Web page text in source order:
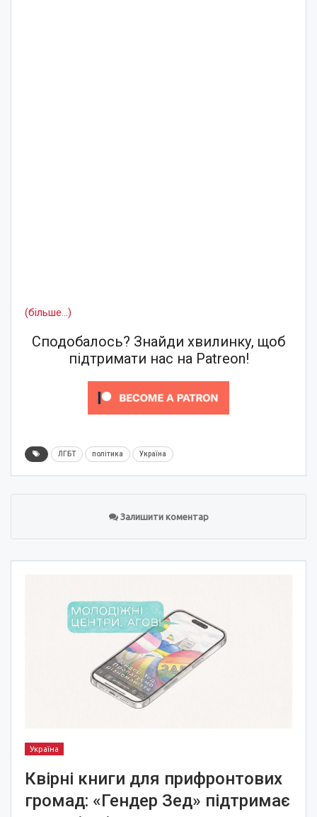
(більше…)
Сподобалось? Знайди хвилинку, щоб
підтримати нас на Patreon!
ЛГБТ політика Україна
Залишити коментар
Україна
Квірні книги для прифронтових
громад: «Гендер Зед» підтримає